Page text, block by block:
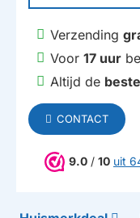
Verzending
Voor 17 uur
Altijd de beste
CONTACT
9.0 / 10 uit